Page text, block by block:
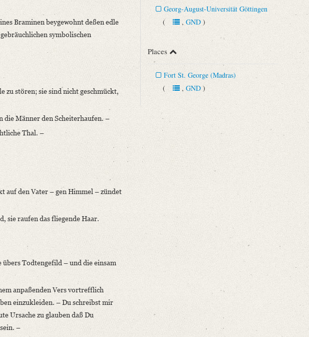
Gymnasien 43 (1892), S. 291‒293.
Braminen beygewohnt deßen edle
symbolischen
zu stören; sie sind nicht geschmückt,
die Männer den Scheiterhaufen. –
Thal. –
auf den Vater – gen Himmel – zündet
sie raufen das fliegende Haar.
Todtengefild – und die einsam
anpaßenden Vers vortrefflich
einzukleiden. – Du schreibst mir
Ursache zu glauben daß Du
–
Georg-August-Universität Göttingen
(, GND)
Places
Fort St. George (Madras)
(, GND)